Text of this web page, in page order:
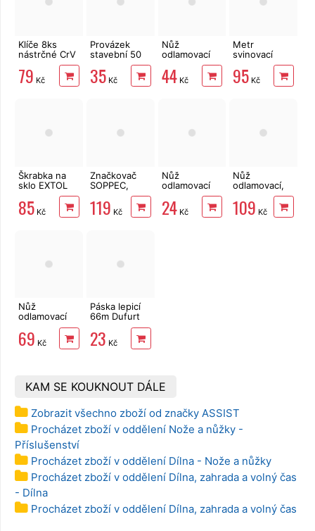
Klíče 8ks
nástrčné CrV
5-13mm do
vrtačky
EXTOL Craft
79 Kč
Provázek
stavební 50
m x 2 mm
červený
35Kč
Nůž
odlamovací
celokovový
profi, 9 mm
FORTUM
44Kč
Metr
svinovací
5mx19mm
magnet
EXTOL
95 Kč
Škrabka na
sklo EXTOL
PREMIUM
8855062
85 Kč
Značkovač
SOPPEC,
růžový
značkovací
119 Kč
Nůž
odlamovací
celokovový
nerez, 9 mm
EXTOL
24Kč
Nůž
odlamovací,
celokovový
STANLEY
FATMAX® 8-
109 Kč
Nůž
odlamovací
celokovový,
břit 18 mm
beemetal
69 Kč
Páska lepicí
66m Dufurt
nehlučná
průhledná
23 Kč
KAM SE KOUKNOUT DÁLE
Zobrazit všechno zboží od značky ASSIST
Procházet zboží v oddělení Nože a nůžky -
Příslušenství
Procházet zboží v oddělení Dílna - Nože a nůžky
Procházet zboží v oddělení Dílna, zahrada a volný čas
- Dílna
Procházet zboží v oddělení Dílna, zahrada a volný čas